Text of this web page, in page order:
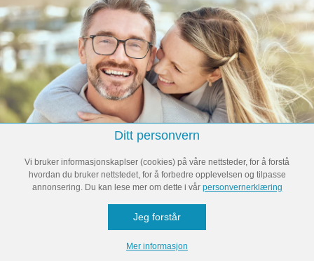
Ditt personvern
Vi bruker informasjonskaplser (cookies) på våre nettsteder, for å forstå
hvordan du bruker nettstedet, for å forbedre opplevelsen og tilpasse
annonsering. Du kan lese mer om dette i vår personvernerklæring
Jeg forstår
Mer informasjon